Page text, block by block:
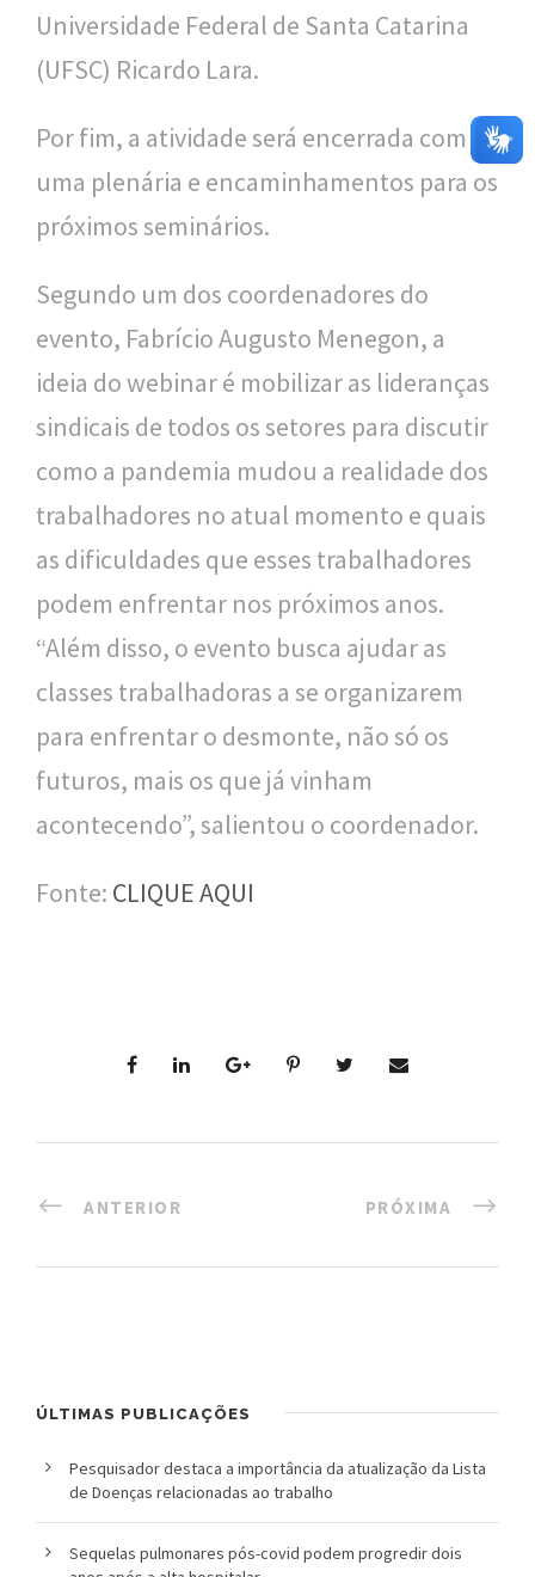
Universidade Federal de Santa Catarina
(UFSC) Ricardo Lara.
Por fim, a atividade será encerrada com
uma plenária e encaminhamentos para os
próximos seminários.
Segundo um dos coordenadores do
evento, Fabrício Augusto Menegon, a
ideia do webinar é mobilizar as lideranças
sindicais de todos os setores para discutir
como a pandemia mudou a realidade dos
trabalhadores no atual momento e quais
as dificuldades que esses trabalhadores
podem enfrentar nos próximos anos.
“Além disso, o evento busca ajudar as
classes trabalhadoras a se organizarem
para enfrentar o desmonte, não só os
futuros, mais os que já vinham
acontecendo”, salientou o coordenador.
Fonte: CLIQUE AQUI
ANTERIOR PRÓXIMA
ÚLTIMAS PUBLICAÇÕES
Pesquisador destaca a importância da atualização da Lista
de Doenças relacionadas ao trabalho
Sequelas pulmonares pós-covid podem progredir dois